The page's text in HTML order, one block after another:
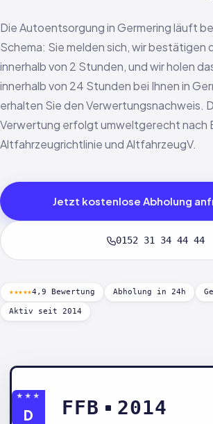
Die Autoentsorgung in Germering läuft
Schema: Sie melden sich, wir bestätigen
innerhalb von 2 Stunden, und wir holen
innerhalb von 24 Stunden bei Ihnen in
erhalten Sie den Verwertungsnachweis.
Verwertung erfolgt umweltgerecht nach
Altfahrzeugrichtlinie und AltfahrzeugV.
Jetzt kostenlose Abholung
0152 31 34 44 44
★★★★★4,9 Bewertung Abholung in 24h
Aktiv seit 2014
★★★
D FFB 2014